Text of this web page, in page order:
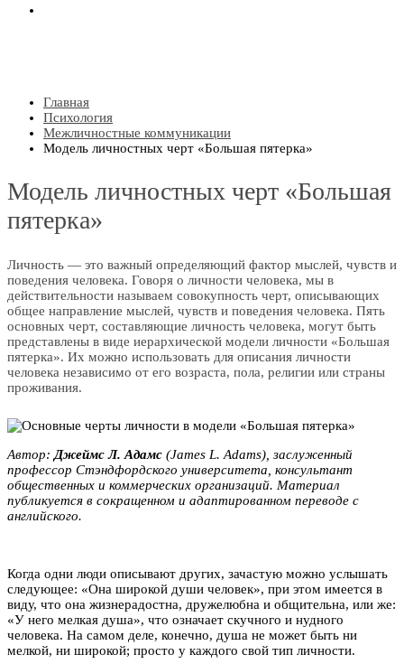
Главная
Психология
Межличностные коммуникации
Модель личностных черт «Большая пятерка»
Модель личностных черт «Большая
пятерка»
Личность — это важный определяющий фактор мыслей, чувств и
поведения человека. Говоря о личности человека, мы в
действительности называем совокупность черт, описывающих
общее направление мыслей, чувств и поведения человека. Пять
основных черт, составляющие личность человека, могут быть
представлены в виде иерархической модели личности «Большая
пятерка». Их можно использовать для описания личности
человека независимо от его возраста, пола, религии или страны
проживания.
Автор:Джеймс Л. Адамс (James L. Adams), заслуженный
профессор Стэндфордского университета, консультант
общественных и коммерческих организаций. Материал
публикуется в сокращенном и адаптированном переводе с
английского.
Когда одни люди описывают других, зачастую можно услышать
следующее: «Она широкой души человек», при этом имеется в
виду, что она жизнерадостна, дружелюбна и общительна, или же:
«У него мелкая душа», что означает скучного и нудного
человека. На самом деле, конечно, душа не может быть ни
мелкой, ни широкой; просто у каждого свой тип личности.